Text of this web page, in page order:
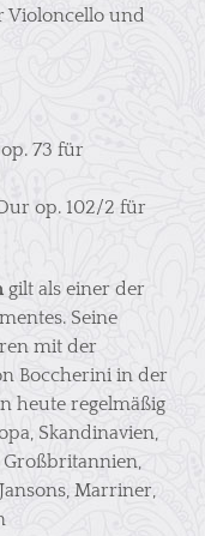
Violoncello und
73 für
op. 102/2 für
gilt als einer der
Seine
mit der
Boccherini in der
heute regelmäßig
Skandinavien,
Großbritannien,
Marriner,